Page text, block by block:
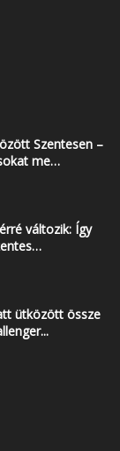
Szentesen –
me…
változik: Így
ütközött össze